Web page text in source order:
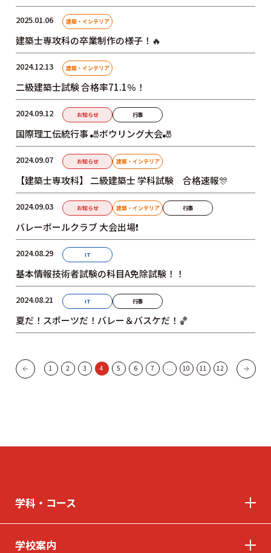
2025.01.06 建築・インテリア
建築士専攻科の卒業制作の様子！🔥
2024.12.13 建築・インテリア
二級建築士試験 合格率71.1％！
2024.09.12 お知らせ 行事
国際理工伝統行事 🎳ボウリング大会🎳
2024.09.07 お知らせ 建築・インテリア
【建築士専攻科】 二級建築士 学科試験 合格速報🎊
2024.09.03 お知らせ 建築・インテリア 行事
バレーボールクラブ 大会出場❗
2024.08.29 IT
基本情報技術者試験の科目A免除試験！！
2024.08.21 IT 行事
夏だ！スポーツだ！バレー＆バスケだ！🏀
1 2 3 4 5 6 7 … 10 11 12
学科・コース
学校案内